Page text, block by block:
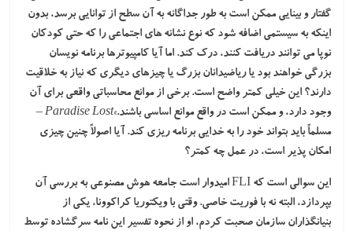
گفتار و بینایی ممکن است به طور جداگانه به آن سطح از توانایی برسد، بدون
اینکه به سیستمی اضافه شود که نوع نشانه های اجتماعی را که حتی کودکان
نوپا می توانند دریافت کنند، درک کند. اما آیا کامپیوترها برنامه نویسان
بزرگی خواهند بود یا ریاضیدانان بزرگ یا چیزهای دیگری که نیاز به خلاقیت
دارند؟ این خیلی کمتر واضح است. برخی از موانع محاسباتی واقعی برای آن
وجود دارد، و ممکن است در واقع موانع اساسی باشند.»Paradise Lost
–
مسلماً باید بتواند خود را به خدایی برنامه ریزی کند. آیا اصولاً چنین چیزی
امکان پذیر است، در عمل چه کمتر؟
این سوالی است که FLI امیدوار است جامعه هوش مصنوعی به بررسی آن
بپردازد، البته نه با فوریت خاصی. وقتی با ویکتوریا کراکوونا، یکی از
بنیانگذاران سازمان صحبت کردم، او از نحوه تفسیر این نامه سرگشاده توسط